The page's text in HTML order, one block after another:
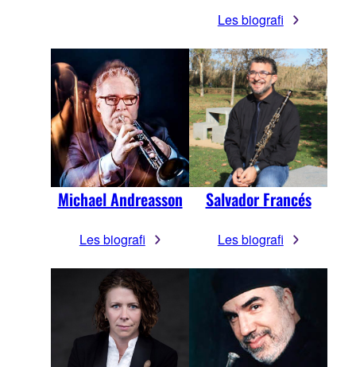
Les biografi
Michael Andreasson
Les biografi
Salvador Francés
Les biografi